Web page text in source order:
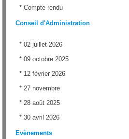
* Compte rendu
Conseil d'Administration
* 02 juillet 2026
* 09 octobre 2025
* 12 février 2026
* 27 novembre
* 28 août 2025
* 30 avril 2026
Evènements